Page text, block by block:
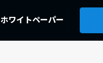
ホワイトペーパー